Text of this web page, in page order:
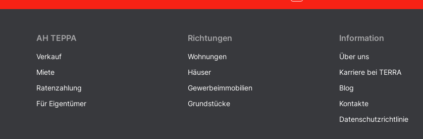
AH ТEPPA
Verkauf
Miete
Ratenzahlung
Für Eigentümer
Richtungen
Wohnungen
Häuser
Gewerbeimmobilien
Grundstücke
Information
Über uns
Karriere bei TERRA
Blog
Kontakte
Datenschutzrichtlinie